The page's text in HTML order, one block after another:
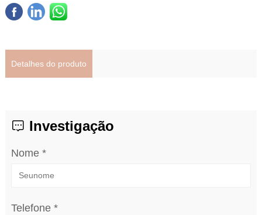
Detalhes do produto
Investigação
Nome *
Telefone *